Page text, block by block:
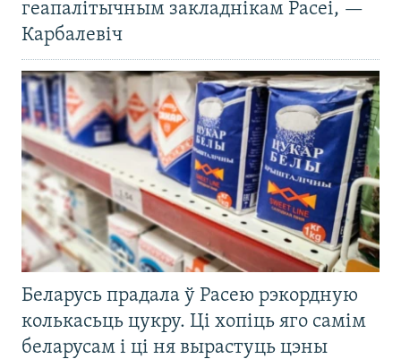
геапалітычным закладнікам Расеі, —
Карбалевіч
Беларусь прадала ў Расею рэкордную
колькасьць цукру. Ці хопіць яго самім
беларусам і ці ня вырастуць цэны